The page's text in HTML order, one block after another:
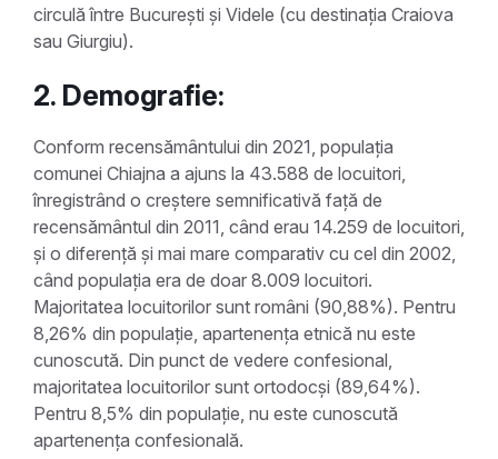
circulă între București și Videle (cu destinația Craiova
sau Giurgiu).
2. Demografie:
Conform recensământului din 2021, populația
comunei Chiajna a ajuns la 43.588 de locuitori,
înregistrând o creștere semnificativă față de
recensământul din 2011, când erau 14.259 de locuitori,
și o diferență și mai mare comparativ cu cel din 2002,
când populația era de doar 8.009 locuitori.
Majoritatea locuitorilor sunt români (90,88%). Pentru
8,26% din populație, apartenența etnică nu este
cunoscută. Din punct de vedere confesional,
majoritatea locuitorilor sunt ortodocși (89,64%).
Pentru 8,5% din populație, nu este cunoscută
apartenența confesională.